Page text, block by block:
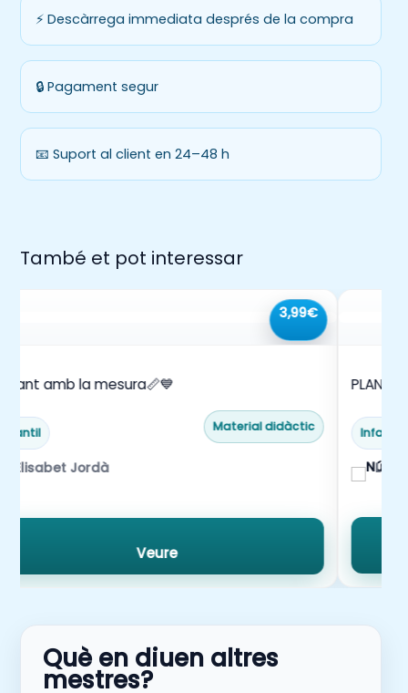
⚡ Descàrrega immediata després de la compra
🔒 Pagament segur
📧 Suport al client en 24–48 h
També et pot interessar
3,99€
amb la mesura📏💙
Infantil Material didàctic
Elisabet Jordà
Veure
Infantil
La
Què en diuen altres
mestres?